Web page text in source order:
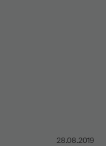
28.08.2019